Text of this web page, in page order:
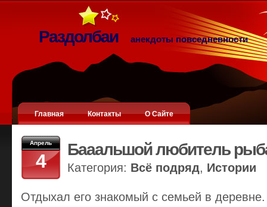
Раздолбаи анекдоты повседневности
Главная Контакты О Сайте
Апрель
4
Бааальшой любитель
Категория: Всё подряд, Истории
Отдыхал его знакомый с семьей в